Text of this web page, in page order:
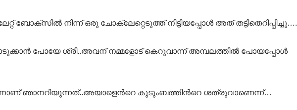
ബോക്സില്‍ നിന്ന് ഒരു ചോക്ലേറ്റെടുത്ത് നീട്ടിയപ്പോള്‍ അത് തട്ടിതെറിപ്പിച്ചു….
പോയേ ശ്രീ..അവന് നമ്മളോട് കെറുവാന്ന് അമ്പലത്തില്‍ പോയപ്പോള്‍
ഞാനറിയുന്നത്..അയാളെന്‍റെ കുടുംബത്തിന്‍റെ ശത്രുവാണെന്ന്…